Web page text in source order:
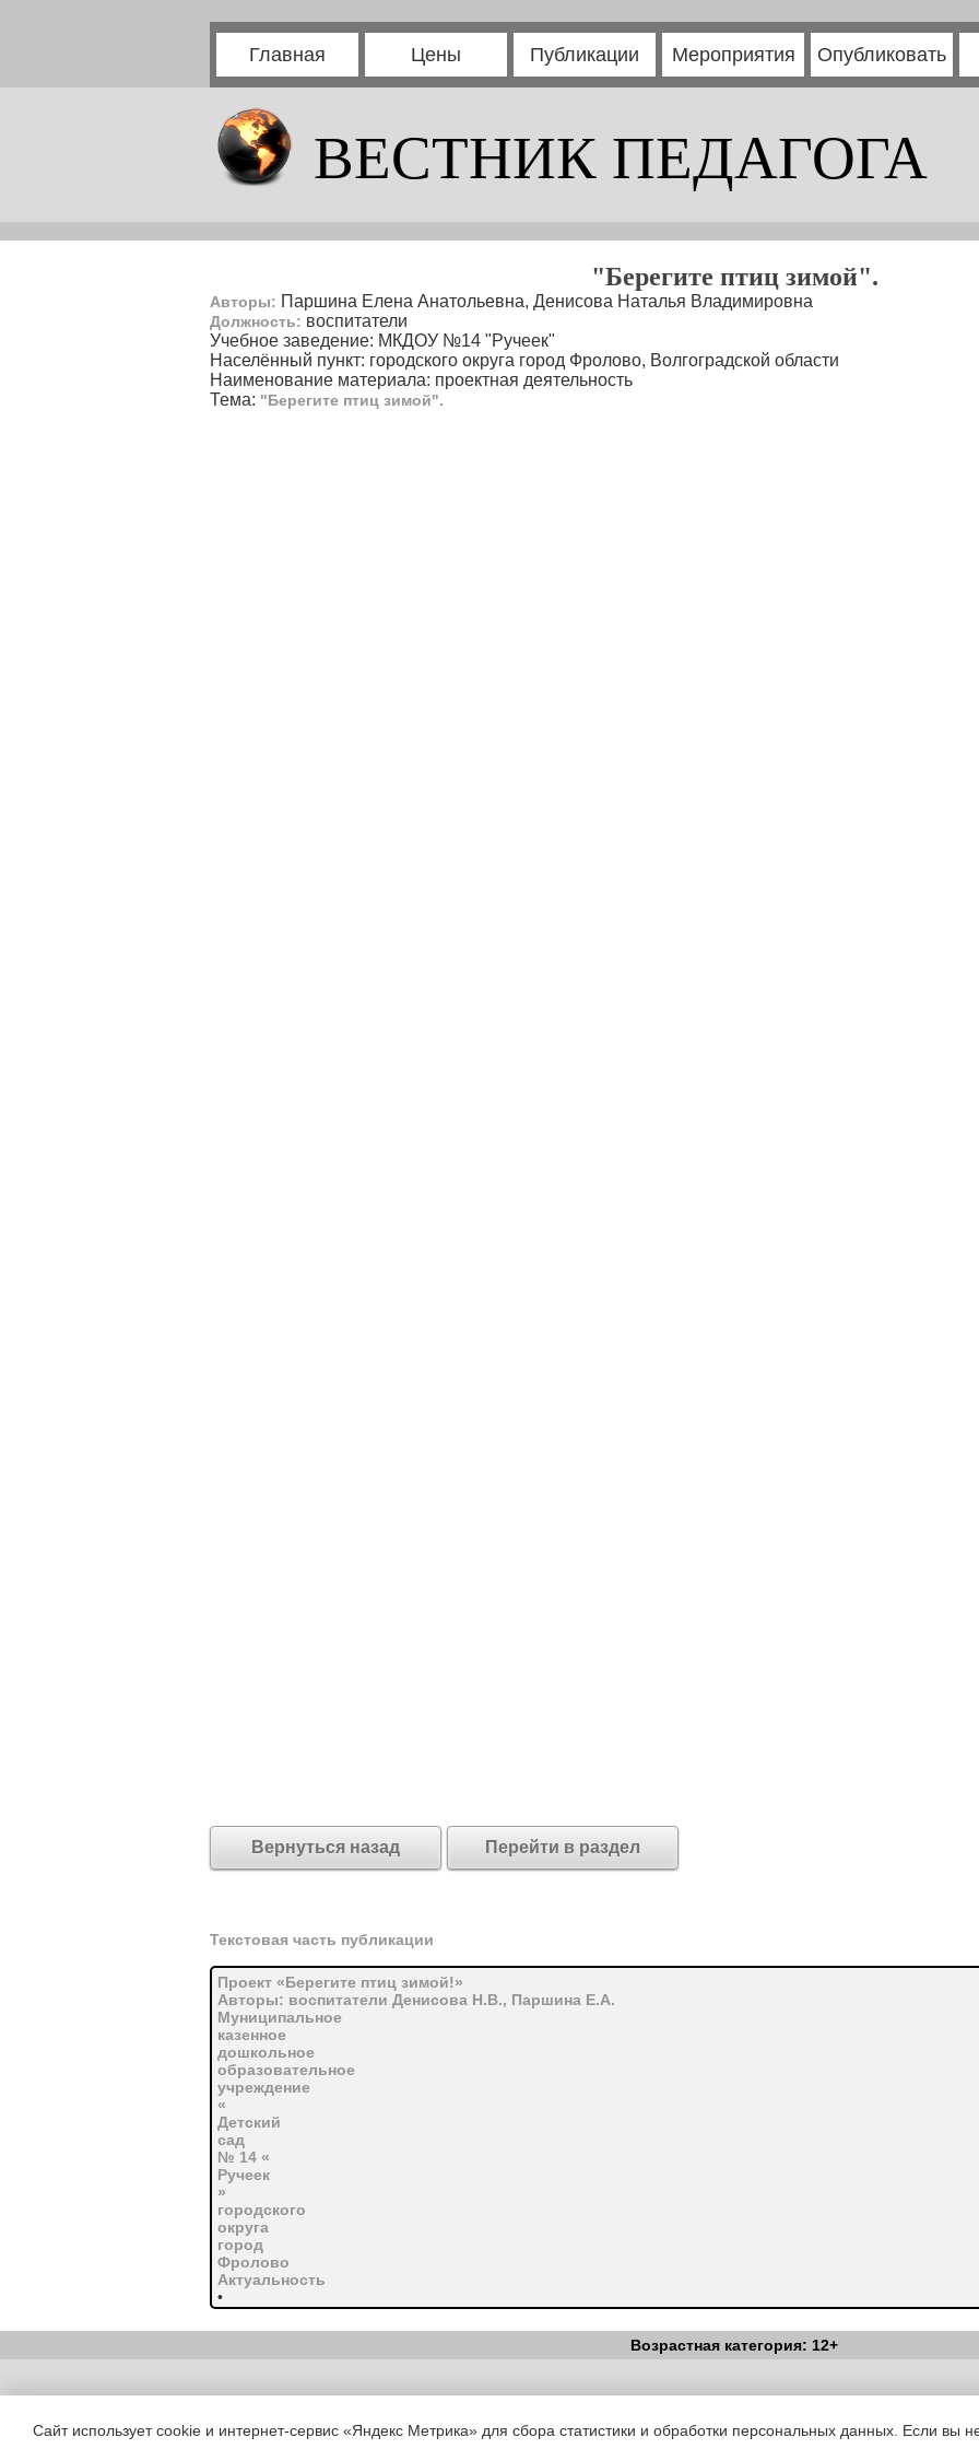
Главная Цены Публикации Мероприятия Опубликовать
ВЕСТНИК ПЕДАГОГА
"Берегите птиц зимой".
Авторы: Паршина Елена Анатольевна, Денисова Наталья Владимировна
Должность: воспитатели
Учебное заведение: МКДОУ №14 "Ручеек"
Населённый пункт: городского округа город Фролово, Волгоградской области
Наименование материала: проектная деятельность
Тема: "Берегите птиц зимой".
Вернуться назад Перейти в раздел
Текстовая часть публикации
Проект «Берегите птиц зимой!»
Авторы: воспитатели Денисова Н.В., Паршина Е.А.
Муниципальное
казенное
дошкольное
образовательное
учреждение
«
Детский
сад
№ 14 «
Ручеек
»
городского
округа
город
Фролово
Актуальность
•
Важной составной частью всех экосистем планеты являются птицы.
Роль птиц в природе Земли огромна. Птицы регулируют численность
насекомых, распространяют семена растений, опыляют некоторые
В холодное время года перед зимующими птицами встают жизненно
Возрастная категория: 12+
Copyright (c) |Вестник Педагога|Об издании|Условия|Политика
Сайт использует cookie и интернет-сервис «Яндекс Метрика» для сбора статистики и обработки персональных данных. Если вы